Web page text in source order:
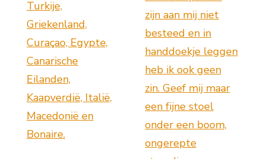
Turkije,
Griekenland,
Curaçao, Egypte,
Canarische
Eilanden,
Kaapverdië, Italië,
Macedonië en
Bonaire.
zijn aan mij niet
besteed en in
handdoekje leggen
heb ik ook geen
zin. Geef mij maar
een fijne stoel
onder een boom,
ongerepte